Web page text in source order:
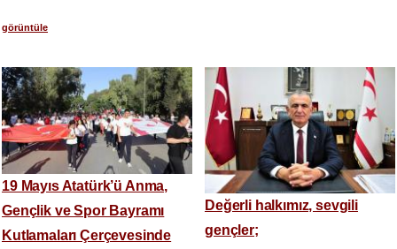
görüntüle
19 Mayıs Atatürk’ü Anma,
Gençlik ve Spor Bayramı
Kutlamaları Çerçevesinde
Değerli halkımız, sevgili
gençler;